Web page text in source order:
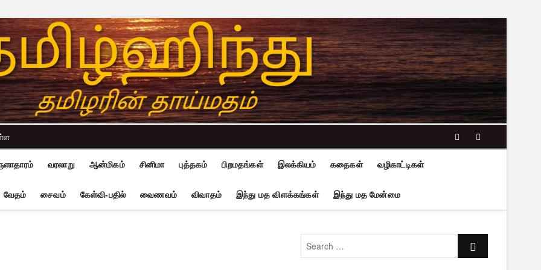
facebooktwitter
வரலாறு ஆன்மிகம் சினிமா புத்தகம் பிறமதங்கள் இலக்கியம் கதைகள் வழிகாட்டிகள்
வேதம் சைவம் கேள்வி-பதில் வைணவம் விவாதம் இந்து மத விளக்கங்கள் இந்து மத மேன்மை